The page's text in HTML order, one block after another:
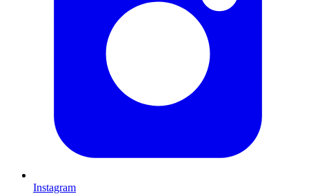
Instagram